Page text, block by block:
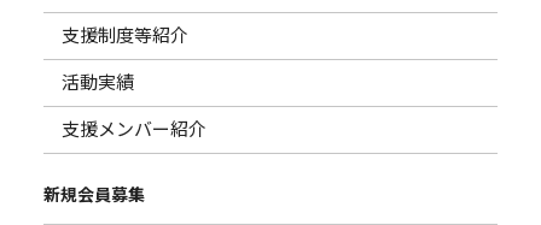
支援制度等紹介
活動実績
支援メンバー紹介
新規会員募集